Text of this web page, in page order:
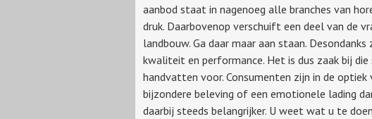
aanbod staat in nagenoeg alle branches van
druk. Daarbovenop verschuift een deel van de
landbouw. Ga daar maar aan staan.
kwaliteit en performance. Het is dus zaak bij
handvatten voor. Consumenten zijn in de
bijzondere beleving of een emotionele lading
daarbij steeds belangrijker. U weet wat u te